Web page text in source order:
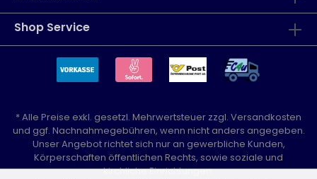
Shop Service
* Alle Preise exkl. gesetzl. Mehrwertsteuer zzgl. Versandkosten
und ggf. Nachnahmegebühren, wenn nicht anders angegeben.
Unser Angebot richtet sich nur an gewerbliche Kunden,
Körperschaften öffentlichen Rechts, sowie soziale und
kirchliche Einrichtungen.